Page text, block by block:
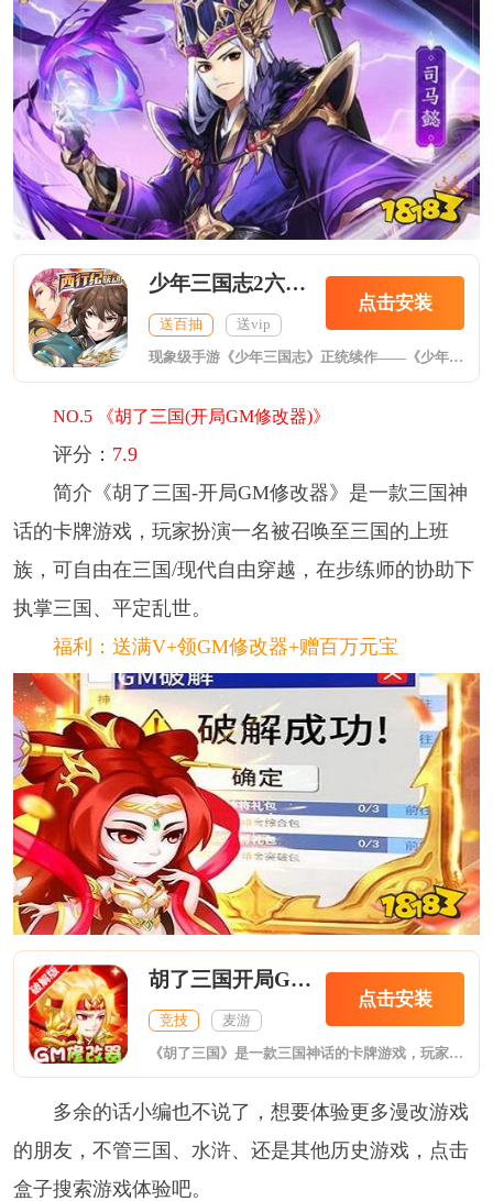
少年三国志2六折无限充
送百抽 送vip
点击安装
现象级手游《少年三国志》正统续作——《少年三国志2(福利版)》在传承经典卡牌的基础上，融入国漫元素，打造出了极具年轻感的画面
NO.5 《胡了三国(开局GM修改器)》
评分： 7.9
简介《胡了三国-开局GM修改器》是一款三国神
话的卡牌游戏，玩家扮演一名被召唤至三国的上班
族，可自由在三国/现代自由穿越，在步练师的协助下
执掌三国、平定乱世。
福利：送满V+领GM修改器+赠百万元宝
胡了三国开局GM修改器
竞技 麦游
点击安装
《胡了三国》是一款三国神话的卡牌游戏，玩家扮演一名被召唤至三国的上班族，可自由在三国/现代自由穿越，在步练师的协助下执掌三国、平定乱世。
多余的话小编也不说了，想要体验更多漫改游戏
的朋友，不管三国、水浒、还是其他历史游戏，点击
盒子搜索游戏体验吧。